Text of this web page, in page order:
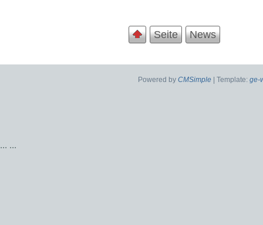
Seite News
Powered by CMSimple | Template: ge-
... ...